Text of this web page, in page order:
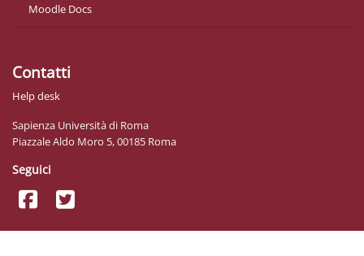
Moodle Docs
Contatti
Help desk
Sapienza Università di Roma
Piazzale Aldo Moro 5, 00185 Roma
Seguici